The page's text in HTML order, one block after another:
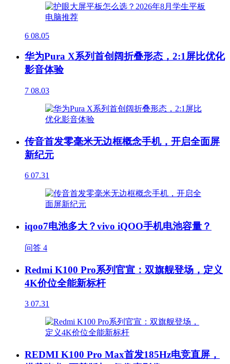
6 08.05
华为Pura X系列首创阔折叠形态，2:1屏比优化
影音体验
7 08.03
传音首发零毫米无边框概念手机，开启全面屏
新纪元
6 07.31
iqoo7电池多大？vivo iQOO手机电池容量？
问答 4
Redmi K100 Pro系列官宣：双旗舰登场，定义
4K价位全能新标杆
3 07.31
REDMI K100 Pro Max首发185Hz电竞直屏，